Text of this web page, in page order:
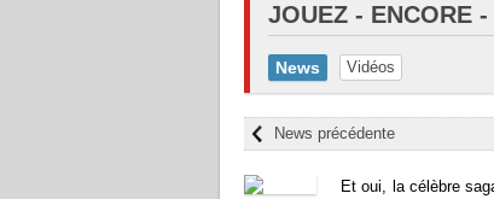
JOUEZ - ENCORE
News Vidéos
News précédente
Et oui, la célèbre